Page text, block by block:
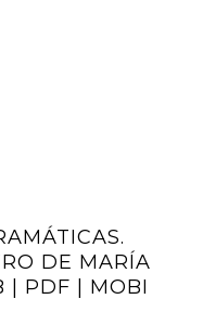
DE MARÍA
| PDF | MOBI